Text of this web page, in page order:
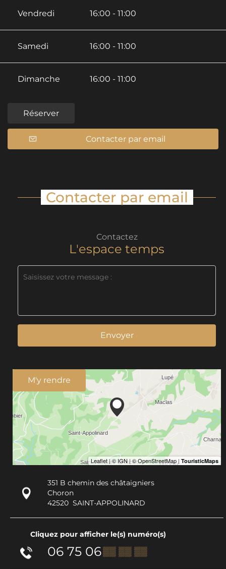
Vendredi 16:00 - 11:00
Samedi 16:00 - 11:00
Dimanche 16:00 - 11:00
Réserver
Contacter par email
Contacter par email
Contactez
L'espace temps
Envoyer
M'y rendre
351 B chemin des châtaigniers
Choron
42520 SAINT-APPOLINARD
Cliquez pour afficher le(s) numéro(s)
06 75 06▒▒ ▒▒ ▒▒